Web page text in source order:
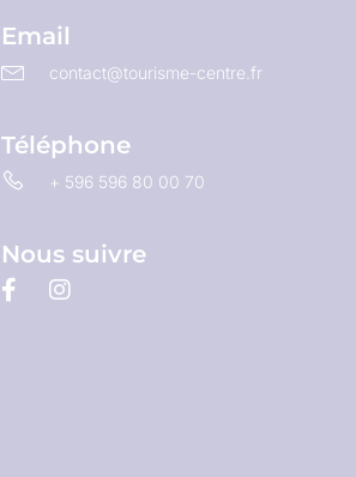
Email
contact@tourisme-centre.fr
Téléphone
+ 596 596 80 00 70
Nous suivre